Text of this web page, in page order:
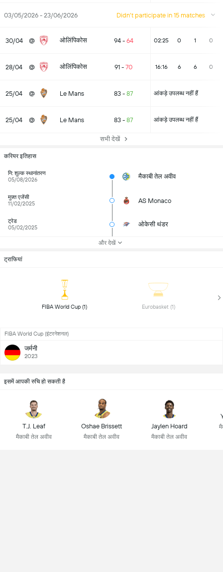
03/05/2026 - 23/06/2026 Didn't participate in 15 matches
30/04 @ ओलिंपिकोस 94- 64 02:25 0 1 0
28/04 @ ओलिंपिकोस 91 - 70 16:16 6 6 0
25/04 @ Le Mans 83 - 87 आंकड़े उपलब्ध नहीं हैं
25/04 @ Le Mans 83 - 87 आंकड़े उपलब्ध नहीं हैं
सभी देखें
करियर इतिहास
नि: शुल्क स्थानांतरण
05/08/2026
मैकाबी तेल अवीव
मुफ़्त एजेंसी
11/02/2025
AS Monaco
ट्रेड
05/02/2025
ओकेसी थंडर
और देखें
ट्राफियां
Eurobasket (1)
FIBA World Cup (इंटरनेशनल)
जर्मनी
2023
इसमें आपकी रुचि हो सकती है
T.J. Leaf
मैकाबी तेल अवीव
Oshae Brissett
मैकाबी तेल अवीव
Jaylen Hoard
मैकाबी तेल अवीव